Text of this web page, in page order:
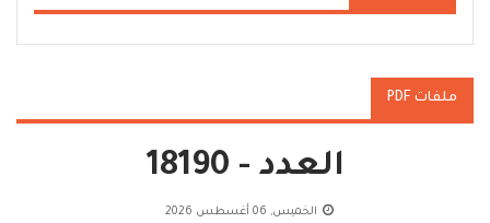
ملفات PDF
العدد - 18190
الخميس, 06 أغسطس 2026